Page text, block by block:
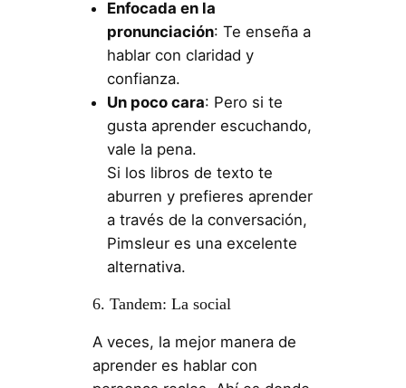
Enfocada en la
pronunciación: Te enseña a
hablar con claridad y
confianza.
Un poco cara: Pero si te
gusta aprender escuchando,
vale la pena.
Si los libros de texto te
aburren y prefieres aprender
a través de la conversación,
Pimsleur es una excelente
alternativa.
6. Tandem: La social
A veces, la mejor manera de
aprender es hablar con